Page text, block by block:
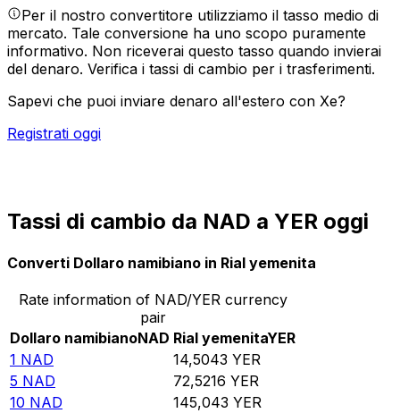
Per il nostro convertitore utilizziamo il tasso medio di
mercato. Tale conversione ha uno scopo puramente
informativo. Non riceverai questo tasso quando invierai
del denaro. Verifica i tassi di cambio per i trasferimenti.
Sapevi che puoi inviare denaro all'estero con Xe?
Registrati oggi
Tassi di cambio da NAD a YER oggi
Converti Dollaro namibiano in Rial yemenita
Rate information of NAD/YER currency
pair
Dollaro namibianoNAD Rial yemenitaYER
1 NAD 14,5043 YER
5 NAD 72,5216 YER
10 NAD 145,043 YER